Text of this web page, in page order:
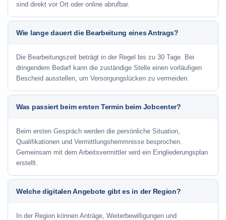
sind direkt vor Ort oder online abrufbar.
Wie lange dauert die Bearbeitung eines Antrags?
Die Bearbeitungszeit beträgt in der Regel bis zu 30 Tage. Bei
dringendem Bedarf kann die zuständige Stelle einen vorläufigen
Bescheid ausstellen, um Versorgungslücken zu vermeiden.
Was passiert beim ersten Termin beim Jobcenter?
Beim ersten Gespräch werden die persönliche Situation,
Qualifikationen und Vermittlungshemmnisse besprochen.
Gemeinsam mit dem Arbeitsvermittler wird ein Eingliederungsplan
erstellt.
Welche digitalen Angebote gibt es in der Region?
In der Region können Anträge, Weiterbewilligungen und